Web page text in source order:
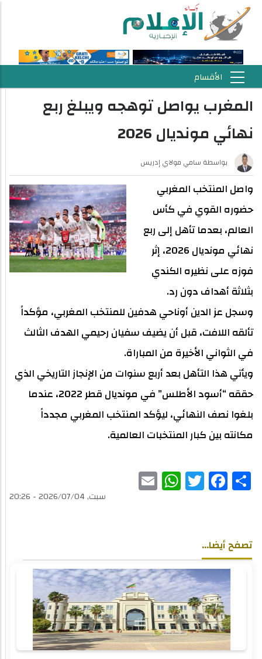
المغرب يواصل توهجه ويبلغ ربع
نهائي مونديال 2026
بواسطة سامي مولاي إدريس
واصل المنتخب المغربي
حضوره القوي في كأس
العالم، بعدما تأهل إلى ربع
نهائي مونديال 2026، إثر
فوزه على نظيره الكندي
بثلاثة أهداف دون رد.
وسجل عز الدين أوناحي هدفين للمنتخب المغربي، مؤكداً
تألقه اللافت، قبل أن يضيف سفيان رحيمي الهدف الثالث
في الثواني الأخيرة من المباراة.
ويأتي هذا التأهل بعد أربع سنوات من الإنجاز التاريخي الذي
حققه “أسود الأطلس” في مونديال قطر 2022، عندما
بلغوا نصف النهائي، ليؤكد المنتخب المغربي مجدداً
مكانته بين كبار المنتخبات العالمية.
Share
Facebook
Twitter
WhatsAppسبت, 2026/07/04 - 20:26
تصفح أيضا...